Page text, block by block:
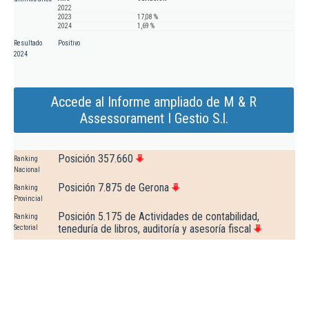
2022
2023
17,08 %
2024
1,69 %
Resultado
2024
Positivo
Accede al Informe ampliado de M & R
Assessorament I Gestio S.l.
Ranking
Nacional
Posición 357.660
Ranking
Provincial
Posición 7.875 de Gerona
Ranking
Sectorial
Posición 5.175 de Actividades de contabilidad,
teneduría de libros, auditoría y asesoría fiscal